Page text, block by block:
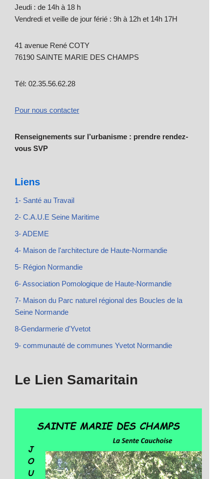
Jeudi : de 14h à 18 h
Vendredi et veille de jour férié : 9h à 12h et 14h 17H
41 avenue René COTY
76190 SAINTE MARIE DES CHAMPS
Tél: 02.35.56.62.28
Pour nous contacter
Renseignements sur l’urbanisme : prendre rendez-
vous SVP
Liens
1- Santé au Travail
2- C.A.U.E Seine Maritime
3- ADEME
4- Maison de l'architecture de Haute-Normandie
5- Région Normandie
6- Association Pomologique de Haute-Normandie
7- Maison du Parc naturel régional des Boucles de la
Seine Normande
8-Gendarmerie d'Yvetot
9- communauté de communes Yvetot Normandie
Le Lien Samaritain